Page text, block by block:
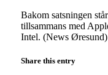
Bakom satsningen
tillsammans med
Intel. (News Øresund)
Share this entry